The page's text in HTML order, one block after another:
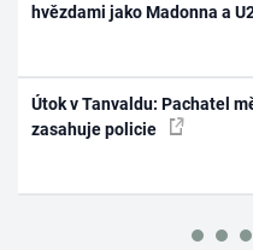
hvězdami jako Madonna a
Útok v Tanvaldu: Pachatel
zasahuje policie